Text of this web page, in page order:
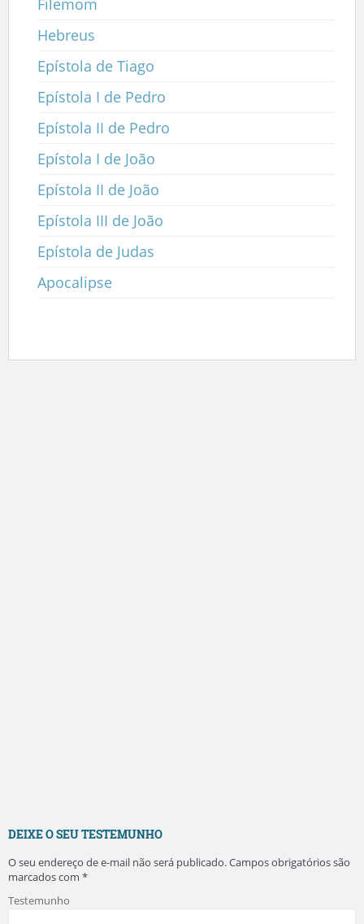
Hebreus
Epístola de Tiago
Epístola I de Pedro
Epístola II de Pedro
Epístola I de João
Epístola II de João
Epístola III de João
Epístola de Judas
Apocalipse
DEIXE O SEU TESTEMUNHO
O seu endereço de e-mail não será publicado.Campos obrigatórios são
marcados com *
Testemunho